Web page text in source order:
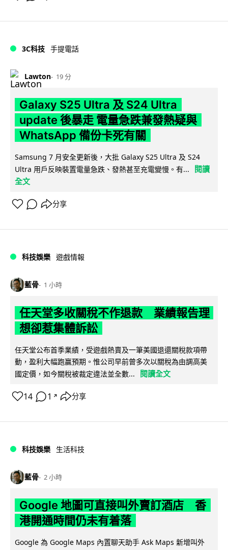
3C科技 手提電話
Lawton 19 分
Galaxy S25 Ultra 及 S24 Ultra
update 後暴走 電量急跌兼發熱疑與
WhatsApp 備份卡死有關
Samsung 7 月安全更新後，大批 Galaxy S25 Ultra 及 S24
Ultra 用戶反映裝置電量急跌、發熱甚至充電變慢。有...
閱讀
全文
分享
科技娛樂 遊戲情報
藍骨 1 小時
任天堂多收關稅不作退款 業績報告理
想卻惹集體訴訟
任天堂公布首季業績，受遊戲熱賣及一筆美國退還關稅款項帶
動，盈利大幅跑贏預期。惟公司早前曾多次以關稅為由調高美
國定價，如今關稅被裁定違法並全數...
閱讀全文
14 1 ↗ 分享
科技娛樂 生活科技
藍骨 2 小時
Google 地圖可直接叫外賣訂酒店 香
港開通時間仍未有着落
Google 為 Google Maps 內置聊天助手 Ask Maps 新增叫外